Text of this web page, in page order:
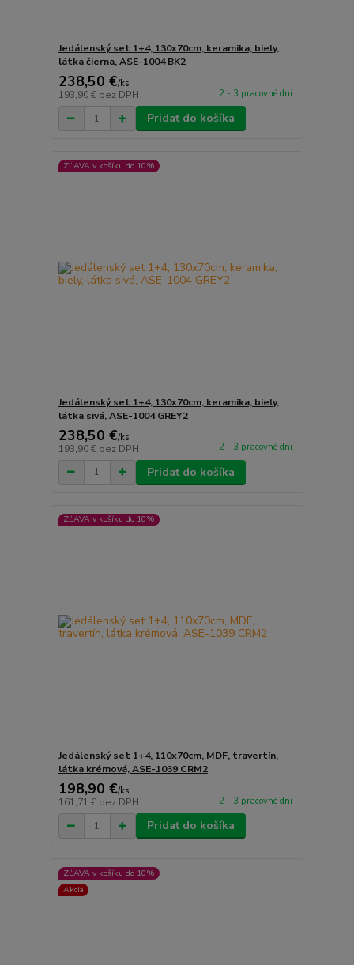
Jedálenský set 1+4, 130x70cm, keramika, biely,
látka čierna, ASE-1004 BK2
238,50 €/ks
193,90 € bez DPH 2 - 3 pracovné dni
Pridať do košíka
ZĽAVA v košíku do 10%
Jedálenský set 1+4, 130x70cm, keramika, biely,
látka sivá, ASE-1004 GREY2
238,50 €/ks
193,90 € bez DPH 2 - 3 pracovné dni
Pridať do košíka
ZĽAVA v košíku do 10%
Jedálenský set 1+4, 110x70cm, MDF, travertín,
látka krémová, ASE-1039 CRM2
198,90 €/ks
161,71 € bez DPH 2 - 3 pracovné dni
Pridať do košíka
ZĽAVA v košíku do 10%
Akcia